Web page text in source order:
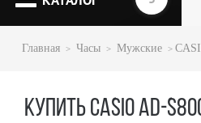
Главная Часы Мужские
КУПИТЬ CASIO AD-